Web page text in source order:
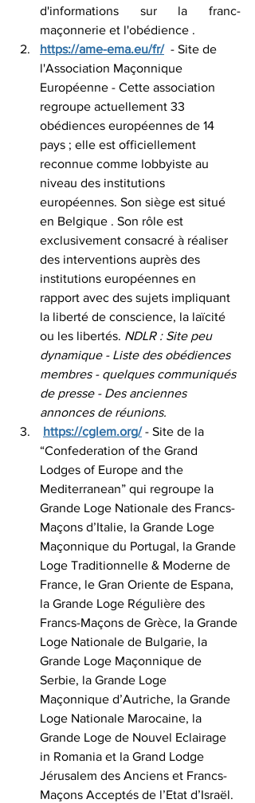
d'informations sur la franc-
maçonnerie et l'obédience .
https://ame-ema.eu/fr/ - Site de
l'Association Maçonnique
Européenne - Cette association
regroupe actuellement 33
obédiences européennes de 14
pays ; elle est officiellement
reconnue comme lobbyiste au
niveau des institutions
européennes. Son siège est situé
en Belgique . Son rôle est
exclusivement consacré à réaliser
des interventions auprès des
institutions européennes en
rapport avec des sujets impliquant
la liberté de conscience, la laïcité
ou les libertés. NDLR : Site peu
dynamique - Liste des obédiences
membres - quelques communiqués
de presse - Des anciennes
annonces de réunions.
https://cglem.org/ - Site de la
“Confederation of the Grand
Lodges of Europe and the
Mediterranean” qui regroupe la
Grande Loge Nationale des Francs-
Maçons d’Italie, la Grande Loge
Maçonnique du Portugal, la Grande
Loge Traditionnelle & Moderne de
France, le Gran Oriente de Espana,
la Grande Loge Régulière des
Francs-Maçons de Grèce, la Grande
Loge Nationale de Bulgarie, la
Grande Loge Maçonnique de
Serbie, la Grande Loge
Maçonnique d’Autriche, la Grande
Loge Nationale Marocaine, la
Grande Loge de Nouvel Eclairage
in Romania et la Grand Lodge
Jérusalem des Anciens et Francs-
Maçons Acceptés de l’Etat d’Israël.